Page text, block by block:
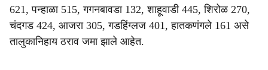
621, पन्हाळा 515, गगनबावडा 132, शाहूवाडी 445, शिरोळ 270,
चंदगड 424, आजरा 305, गडहिंग्लज 401, हातकणंगले 161 असे
तालुकानिहाय ठराव जमा झाले आहेत.